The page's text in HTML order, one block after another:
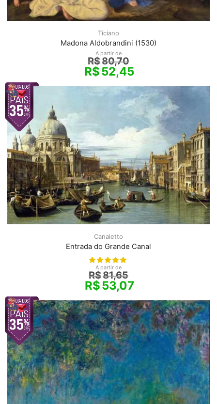
Ticiano
Madona Aldobrandini (1530)
A partir de
R$80,70
R$52,45
Canaletto
Entrada do Grande Canal
A partir de
R$81,65
R$53,07